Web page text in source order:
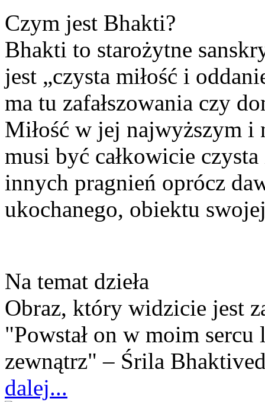
Czym jest Bhakti?
Bhakti to starożytne
jest „czysta miłość i
ma tu zafałszowania czy
Miłość w jej najwyższym i
musi być całkowicie
innych pragnień oprócz
ukochanego, obiektu
Na temat dzieła
Obraz, który widzicie jest
"Powstał on w moim sercu
zewnątrz" – Śrila
dalej...